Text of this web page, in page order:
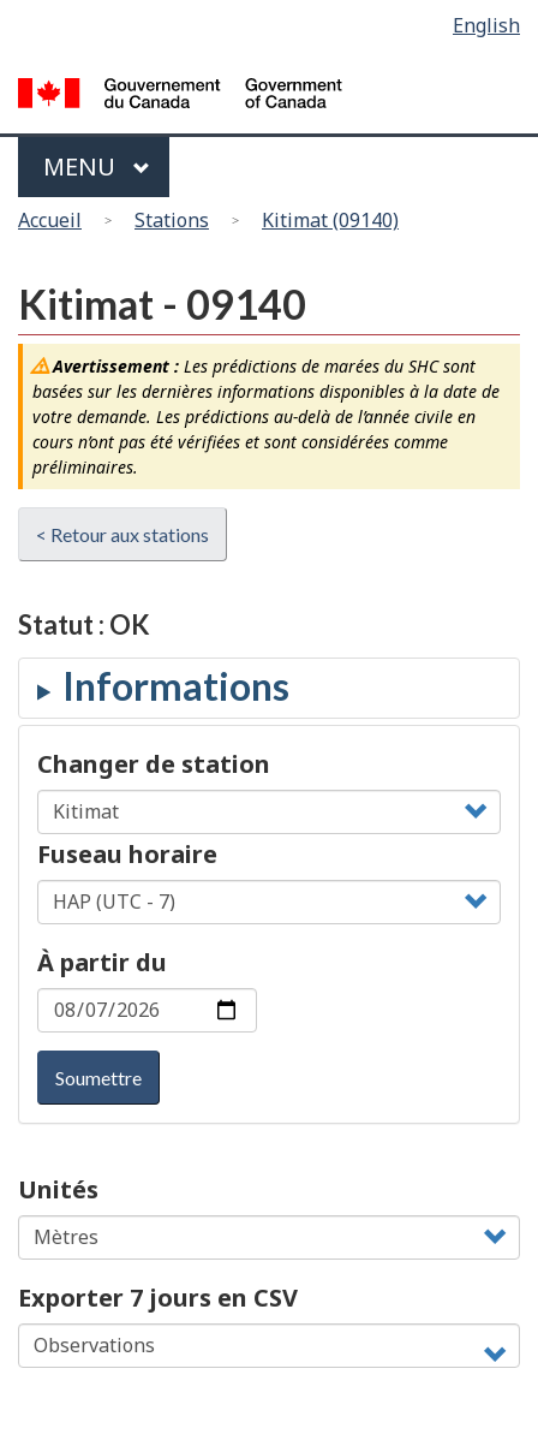
main
content
la
version
HTML
la
langue
English
Menu
MAIN
MENU
Vous
ici
Accueil Stations Kitimat (09140)
Kitimat - 09140
Avertissement :Les prédictions de marées du SHC sont
basées sur les dernières informations disponibles à la date de
votre demande. Les prédictions au-delà de l’année civile en
cours n’ont pas été vérifiées et sont considérées comme
préliminaires.
< Retour aux stations
Statut : OK
Changer de station
Fuseau horaire
À partir du
Soumettre
Unités
Exporter 7 jours en CSV